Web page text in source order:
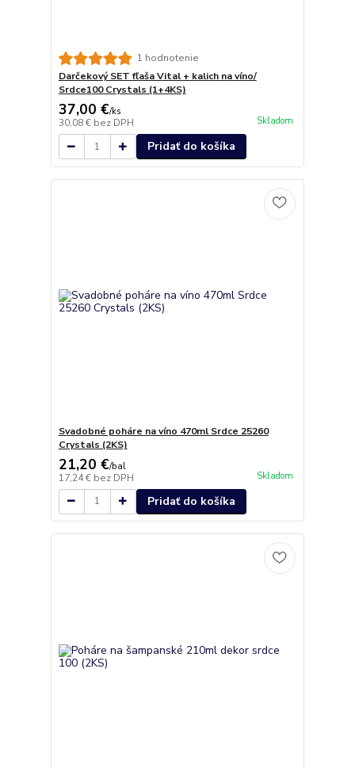
1 hodnotenie
Darčekový SET fľaša Vital + kalich na víno/
Srdce100 Crystals (1+4KS)
37,00 €/ks
30,08 € bez DPH Skladom
Pridať do košíka
Svadobné poháre na víno 470ml Srdce 25260
Crystals (2KS)
21,20 €/bal
17,24 € bez DPH Skladom
Pridať do košíka